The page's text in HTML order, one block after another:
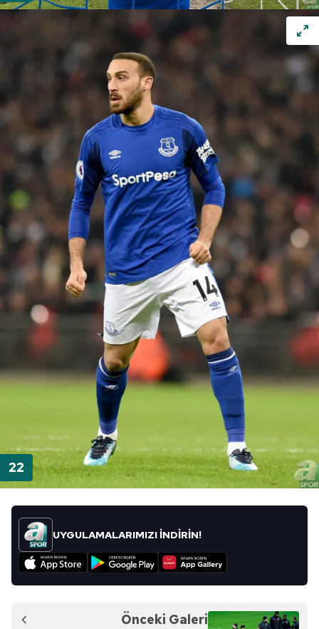
UYGULAMALARIMIZI İNDİRİN!
Önceki Galeri